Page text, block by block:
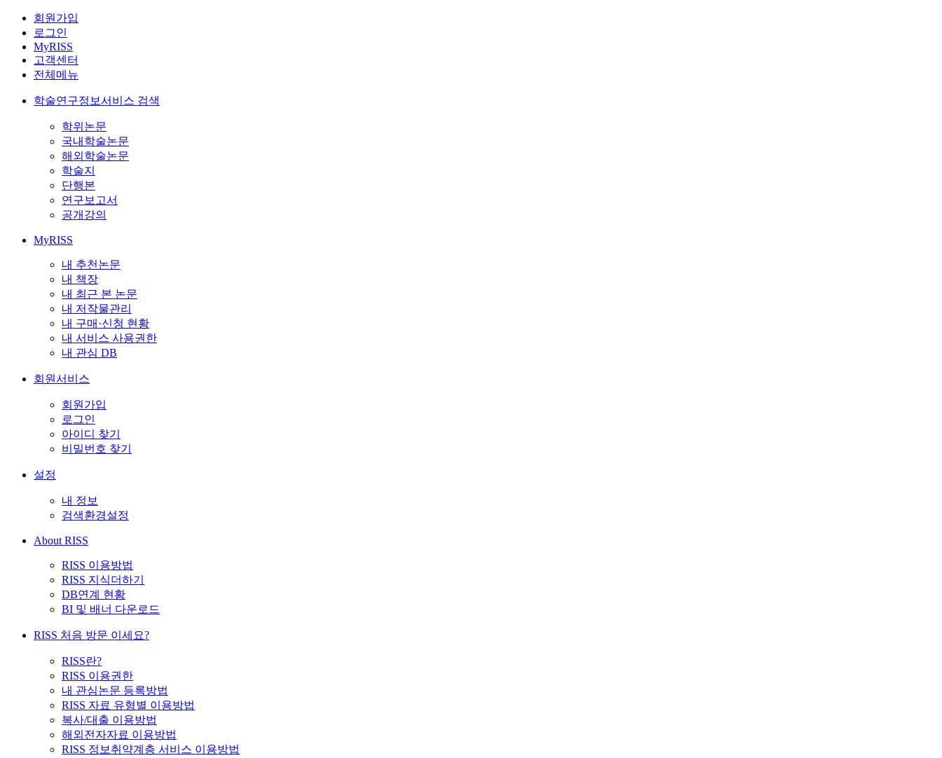
회원가입
로그인
MyRISS
고객센터
전체메뉴
학술연구정보서비스 검색
학위논문
국내학술논문
해외학술논문
학술지
단행본
연구보고서
공개강의
MyRISS
내 추천논문
내 책장
내 최근 본 논문
내 저작물관리
내 구매·신청 현황
내 서비스 사용권한
내 관심 DB
회원서비스
회원가입
로그인
아이디 찾기
비밀번호 찾기
설정
내 정보
검색환경설정
About RISS
RISS 이용방법
RISS 지식더하기
DB연계 현황
BI 및 배너 다운로드
RISS 처음 방문 이세요?
RISS란?
RISS 이용권한
내 관심논문 등록방법
RISS 자료 유형별 이용방법
복사/대출 이용방법
해외전자자료 이용방법
RISS 정보취약계층 서비스 이용방법